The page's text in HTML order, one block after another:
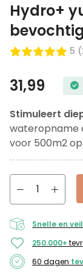
Hydro+
5
31,99
Stimuleert
wateropname
voor 500m2
Snelle en
250.000+
60 dagen